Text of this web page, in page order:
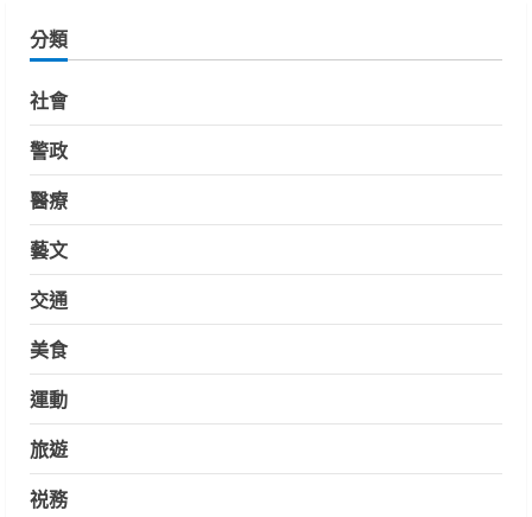
分類
社會
警政
醫療
藝文
交通
美食
運動
旅遊
祱務